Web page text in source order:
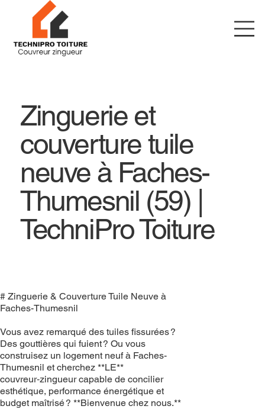
Zinguerie et
couverture tuile
neuve à Faches-
Thumesnil (59) |
TechniPro Toiture
# Zinguerie & Couverture Tuile Neuve à
Faches-Thumesnil
Vous avez remarqué des tuiles fissurées ?
Des gouttières qui fuient ? Ou vous
construisez un logement neuf à Faches-
Thumesnil et cherchez **LE**
couvreur‑zingueur capable de concilier
esthétique, performance énergétique et
budget maîtrisé ? **Bienvenue chez nous.**